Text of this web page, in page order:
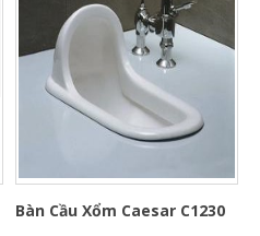
Bàn Cầu Xổm Caesar C1230